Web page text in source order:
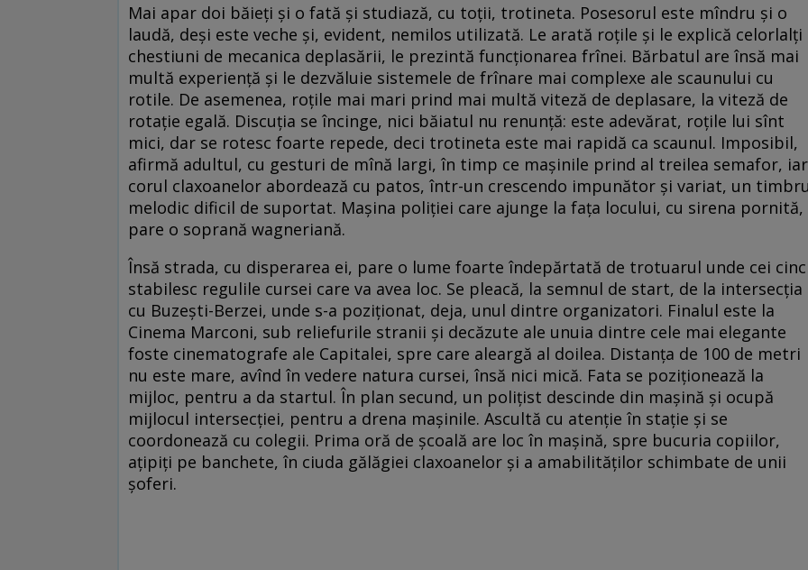
Mai apar doi băieți și o fată și studiază, cu toții, trotineta. Posesorul este mîndru și o
laudă, deși este veche și, evident, nemilos utilizată. Le arată roțile și le explică celorlalți
chestiuni de mecanica deplasării, le prezintă funcționarea frînei. Bărbatul are însă mai
multă experiență și le dezvăluie sistemele de frînare mai complexe ale scaunului cu
rotile. De asemenea, roțile mai mari prind mai multă viteză de deplasare, la viteză de
rotație egală. Discuția se încinge, nici băiatul nu renunță: este adevărat, roțile lui sînt
mici, dar se rotesc foarte repede, deci trotineta este mai rapidă ca scaunul. Imposibil,
afirmă adultul, cu gesturi de mînă largi, în timp ce mașinile prind al treilea semafor, iar
corul claxoanelor abordează cu patos, într-un crescendo impunător și variat, un
melodic dificil de suportat. Mașina poliției care ajunge la fața locului, cu sirena pornită,
pare o soprană wagneriană.
Însă strada, cu disperarea ei, pare o lume foarte îndepărtată de trotuarul unde cei
stabilesc regulile cursei care va avea loc. Se pleacă, la semnul de start, de la intersecția
cu Buzești-Berzei, unde s-a poziționat, deja, unul dintre organizatori. Finalul este la
Cinema Marconi, sub reliefurile stranii și decăzute ale unuia dintre cele mai elegante
foste cinematografe ale Capitalei, spre care aleargă al doilea. Distanța de 100 de metri
nu este mare, avînd în vedere natura cursei, însă nici mică. Fata se poziționează la
mijloc, pentru a da startul. În plan secund, un polițist descinde din mașină și ocupă
mijlocul intersecției, pentru a drena mașinile. Ascultă cu atenție în stație și se
coordonează cu colegii. Prima oră de școală are loc în mașină, spre bucuria copiilor,
ațipiți pe banchete, în ciuda gălăgiei claxoanelor și a amabilităților schimbate de unii
șoferi.